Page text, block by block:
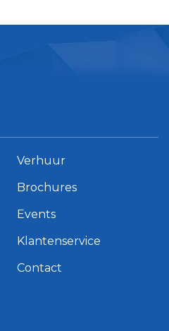
Verhuur
Brochures
Events
Klantenservice
Contact